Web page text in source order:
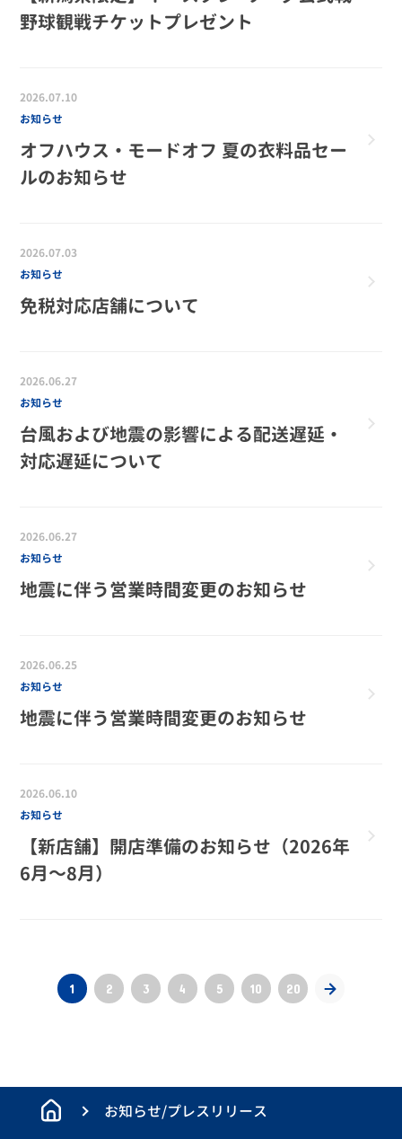
野球観戦チケットプレゼント
2026.07.10
お知らせ
オフハウス・モードオフ 夏の衣料品セー
ルのお知らせ
2026.07.03
お知らせ
免税対応店舗について
2026.06.27
お知らせ
台風および地震の影響による配送遅延・
対応遅延について
2026.06.27
お知らせ
地震に伴う営業時間変更のお知らせ
2026.06.25
お知らせ
地震に伴う営業時間変更のお知らせ
2026.06.10
お知らせ
【新店舗】開店準備のお知らせ（2026年
6月～8月）
1 2 3 4 5 10 20
お知らせ/プレスリリース